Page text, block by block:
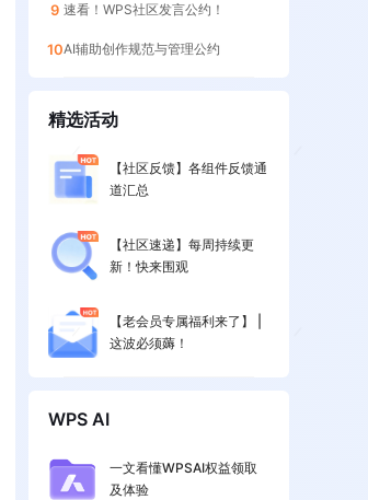
9 速看！WPS社区发言公约！
10AI辅助创作规范与管理公约
精选活动
【社区反馈】各组件反馈通
道汇总
【社区速递】每周持续更
新！快来围观
【老会员专属福利来了】 |
这波必须薅！
WPS AI
一文看懂WPSAI权益领取
及体验